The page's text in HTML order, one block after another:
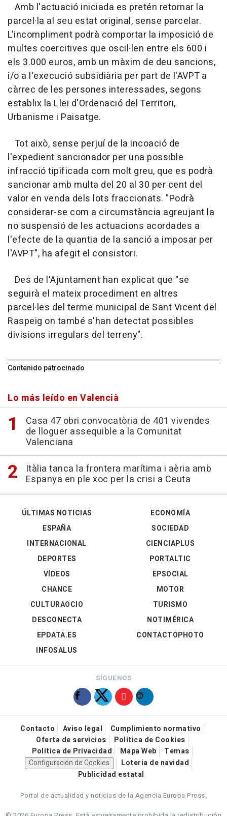
Amb l'actuació iniciada es pretén retornar la
parcel·la al seu estat original, sense parcelar.
L'incompliment podrà comportar la imposició de
multes coercitives que oscil·len entre els 600 i
els 3.000 euros, amb un màxim de deu sancions,
i/o a l'execució subsidiària per part de l'AVPT a
càrrec de les persones interessades, segons
establix la Llei d'Ordenació del Territori,
Urbanisme i Paisatge.
Tot això, sense perjuí de la incoació de
l'expedient sancionador per una possible
infracció tipificada com molt greu, que es podrà
sancionar amb multa del 20 al 30 per cent del
valor en venda dels lots fraccionats. "Podrà
considerar-se com a circumstància agreujant la
no suspensió de les actuacions acordades a
l'efecte de la quantia de la sanció a imposar per
l'AVPT", ha afegit el consistori.
Des de l'Ajuntament han explicat que "se
seguirà el mateix procediment en altres
parcel·les del terme municipal de Sant Vicent del
Raspeig on també s'han detectat possibles
divisions irregulars del terreny".
Contenido patrocinado
Lo más leído en Valencià
Casa 47 obri convocatòria de 401 vivendes
de lloguer assequible a la Comunitat
Valenciana
Itàlia tanca la frontera marítima i aèria amb
Espanya en ple xoc per la crisi a Ceuta
ÚLTIMAS NOTICIAS
ESPAÑA
INTERNACIONAL
DEPORTES
VÍDEOS
ECONOMÍA
SOCIEDAD
CIENCIAPLUS
PORTALTIC
EPSOCIAL
CHANCE
CULTURAOCIO
DESCONECTA
EPDATA.ES
INFOSALUS
MOTOR
TURISMO
NOTIMÉRICA
CONTACTOPHOTO
SÍGUENOS
Contacto Aviso legal
Cumplimiento normativo
Oferta de servicios
Política de Cookies
Política de Privacidad
Mapa Web
Temas
Configuración de Cookies
Loteria de navidad
Publicidad estatal
Portal de actualidad y noticias de la Agencia Europa Press.